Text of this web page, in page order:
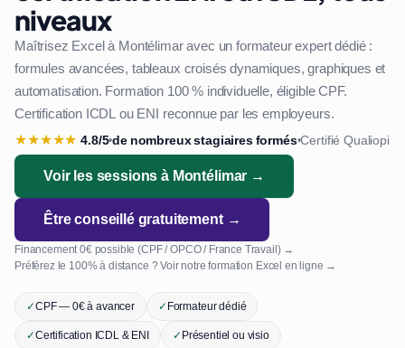
niveaux
Maîtrisez Excel à Montélimar avec un formateur expert dédié :
formules avancées, tableaux croisés dynamiques, graphiques et
automatisation. Formation 100 % individuelle, éligible CPF.
Certification ICDL ou ENI reconnue par les employeurs.
★★★★★ 4.8/5•de nombreux stagiaires formés•Certifié Qualiopi
Voir les sessions à Montélimar →
Être conseillé gratuitement →
Financement 0€ possible (CPF / OPCO / France Travail) →
Préférez le 100% à distance ? Voir notre formation Excel en ligne →
✓CPF — 0€ à avancer ✓Formateur dédié
✓Certification ICDL & ENI ✓Présentiel ou visio